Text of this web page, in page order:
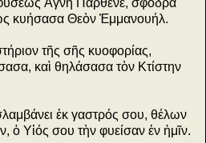
κυήσασα Θεὸν Ἐμμανουήλ.
τῆς σῆς κυοφορίας,
καὶ θηλάσασα τὸν Κτίστην
ἐκ γαστρός σου, θέλων
ὁ Υἱός σου τὴν φυείσαν ἐν ἡμῖν.